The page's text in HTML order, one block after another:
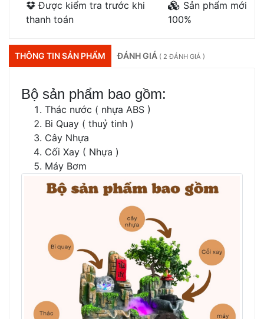
Được kiểm tra trước khi
thanh toán
Sản phẩm mới
100%
THÔNG TIN SẢN PHẨM ĐÁNH GIÁ ( 2 ĐÁNH GIÁ )
Bộ sản phẩm bao gồm:
Thác nước ( nhựa ABS )
Bi Quay ( thuỷ tinh )
Cây Nhựa
Cối Xay ( Nhựa )
Máy Bơm